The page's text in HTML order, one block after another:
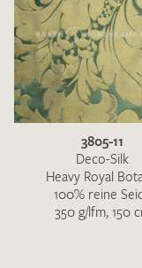
3805-11
Deco-Silk
Heavy Royal
100% reine
350 g/lfm, 150